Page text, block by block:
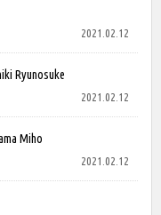
2021.02.12
Ryunosuke
2021.02.12
Miho
2021.02.12